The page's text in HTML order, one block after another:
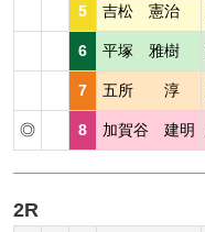
5 吉松 憲治
6 平塚 雅樹
7 五所 淳
◎ 8 加賀谷 建明
2R